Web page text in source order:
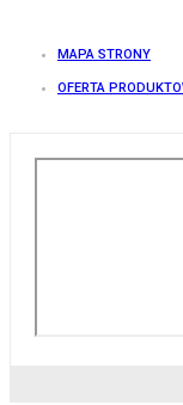
MAPA STRONY
OFERTA